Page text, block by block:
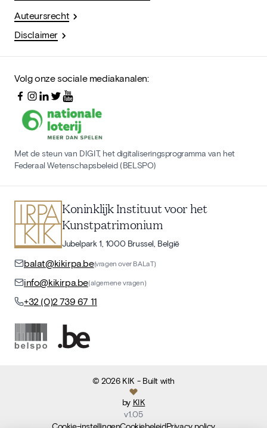
Auteursrecht
Disclaimer
Volg onze sociale mediakanalen:
Met de steun van DIGIT, het digitaliseringsprogramma van het
Federaal Wetenschapsbeleid (BELSPO)
Koninklijk Instituut voor het
Kunstpatrimonium
Jubelpark 1, 1000 Brussel, België
balat@kikirpa.be(vragen over BALaT)
info@kikirpa.be(algemene vragen)
+32 (0)2 739 67 11
©2026 KIK - Built with
by KIK
v1.05
Cookie-instellingenCookiebeleidPrivacy policy